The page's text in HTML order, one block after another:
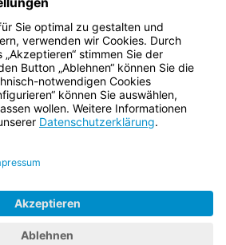
oder die
Fachbehörde dies für
erachtet.